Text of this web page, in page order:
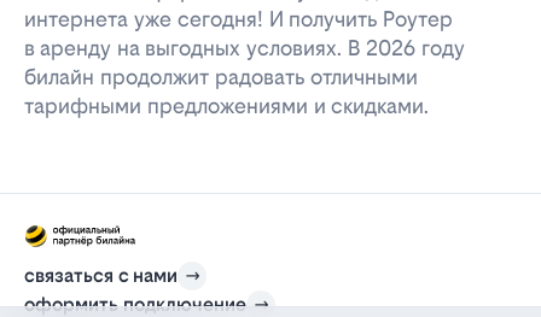
интернета уже сегодня! И получить Роутер
в аренду на выгодных условиях. В 2026 году
билайн продолжит радовать отличными
тарифными предложениями и скидками.
связаться с нами
оформить подключение